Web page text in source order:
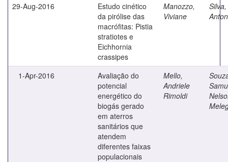
29-Aug-2016
Estudo cinético
da pirólise das
macrófitas: Pistia
stratiotes e
Eichhornia
crassipes
Manozzo,
Viviane
1-Apr-2016
Avaliação do
potencial
energético do
biogás gerado
em aterros
sanitários que
atendem
diferentes faixas
populacionais
Mello,
Andriele
Rimoldi